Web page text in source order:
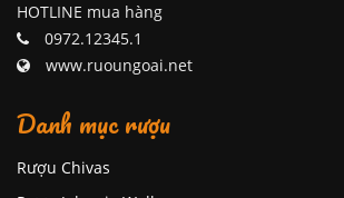
HOTLINE mua hàng
0972.12345.1
www.ruoungoai.net
Danh mục rượu
Rượu Chivas